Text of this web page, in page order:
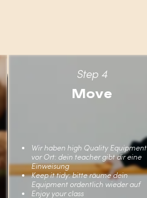
Move
Step 4
Wir haben high Quality Equipment
vor Ort: dein teacher gibt dir eine
Einweisung
Keep it tidy: bitte räume dein
Equipment ordentlich wieder auf
Enjoy your class